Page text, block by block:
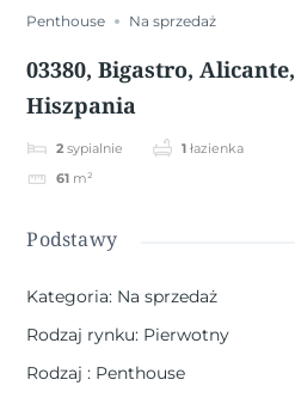
Penthouse Na sprzedaż
03380, Bigastro, Alicante,
Hiszpania
2 sypialnie 1 łazienka
61 m²
Podstawy
Kategoria: Na sprzedaż
Rodzaj rynku: Pierwotny
Rodzaj: Penthouse